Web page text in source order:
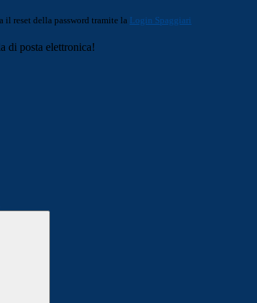
il reset della password tramite la Login Spaggiari
di posta elettronica!